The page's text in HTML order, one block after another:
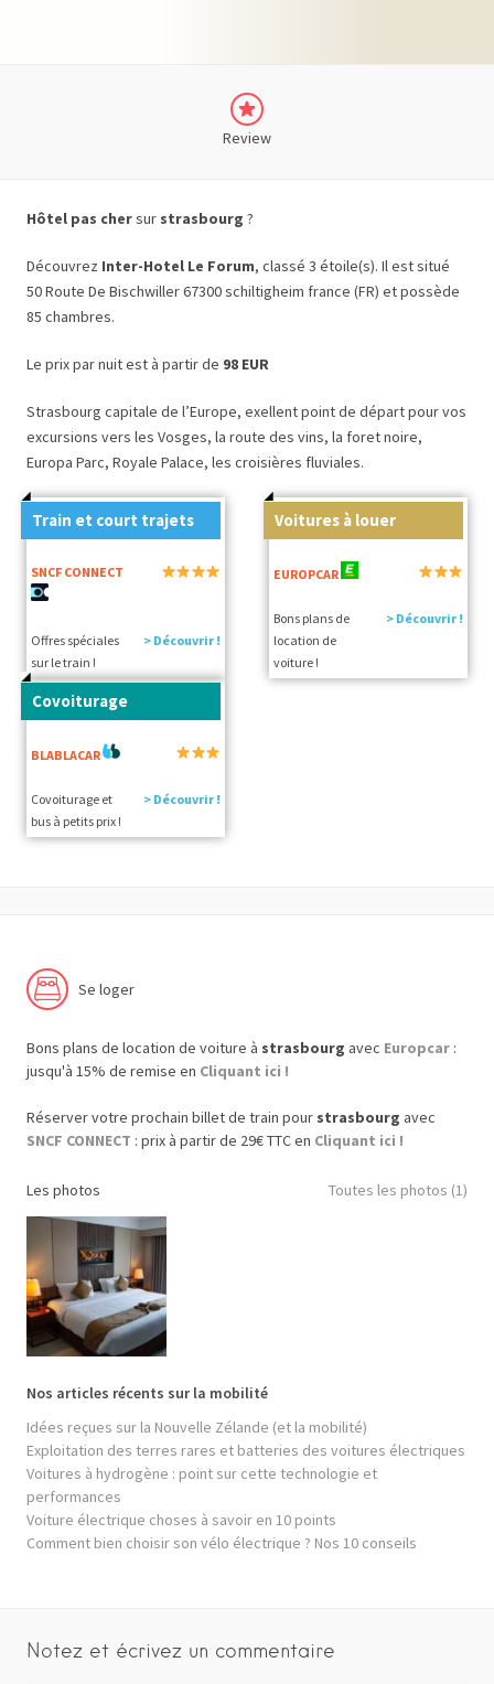
Review
Hôtel pas chersur strasbourg ?
Découvrez Inter-Hotel Le Forum, classé 3 étoile(s). Il est situé
50 Route De Bischwiller 67300 schiltigheim france (FR) et possède
85 chambres.
Le prix par nuit est à partir de 98 EUR
Strasbourg capitale de l’Europe, exellent point de départ pour vos
excursions vers les Vosges, la route des vins, la foret noire,
Europa Parc, Royale Palace, les croisières fluviales.
Train et court trajets
SNCF CONNECT
Offres spéciales
sur le train !
> Découvrir !
Voitures à louer
EUROPCAR
Bons plans de
location de
voiture !
> Découvrir !
Covoiturage
BLABLACAR
Covoiturage et
bus à petits prix !
> Découvrir !
Se loger
Bons plans de location de voiture à strasbourg avec Europcar :
jusqu'à 15% de remise en Cliquant ici !
Réserver votre prochain billet de train pour strasbourg avec
SNCF CONNECT : prix à partir de 29€ TTC en Cliquant ici !
Les photos Toutes les photos (1)
Nos articles récents sur la mobilité
Idées reçues sur la Nouvelle Zélande (et la mobilité)
Exploitation des terres rares et batteries des voitures électriques
Voitures à hydrogène : point sur cette technologie et
performances
Voiture électrique choses à savoir en 10 points
Comment bien choisir son vélo électrique ? Nos 10 conseils
Notez et écrivez un commentaire